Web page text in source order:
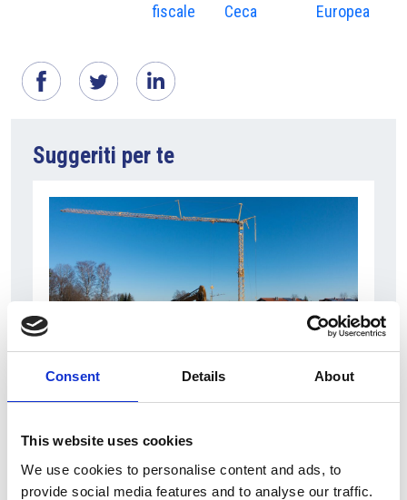
Consent Details About
This website uses cookies
We use cookies to personalise content and ads, to
provide social media features and to analyse our traffic.
fiscale
Ceca
Europea
Suggeriti per te
costruzione di nuove abitazioni
Repubblica Ceca